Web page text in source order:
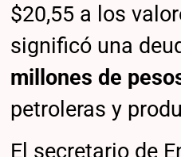
$20,55 a los
significó una
millones de
petroleras y
El secretario de